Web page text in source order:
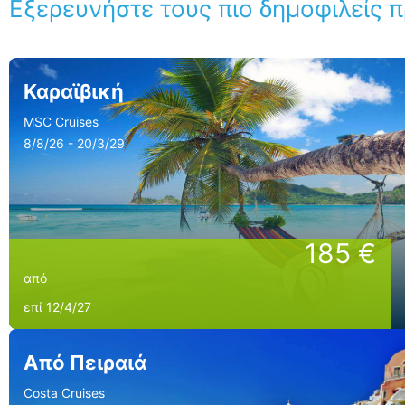
Εξερευνήστε τους πιο
Καραϊβική
MSC Cruises
8/8/26 - 20/3/29
από
185 €
επί 12/4/27
Από Πειραιά
Costa Cruises